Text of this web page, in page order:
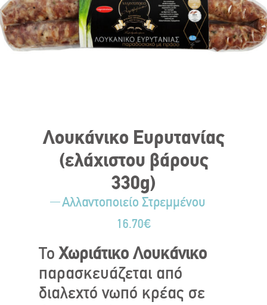
Λουκάνικο Ευρυτανίας
(ελάχιστου βάρους
330g)
Αλλαντοποιείο Στρεμμένου
16.70€
ΤοΧωριάτικο Λουκάνικο
παρασκευάζεται από
διαλεχτό νωπό κρέας σε